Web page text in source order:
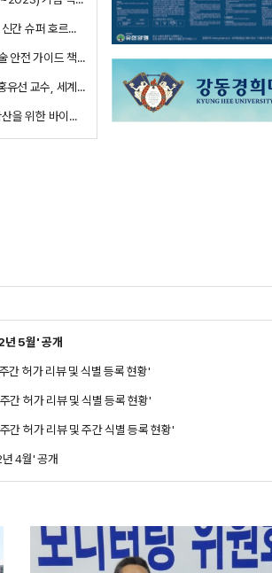
[신간] 서울대병원 조영민 교수, 신간 슈퍼 호르몬 출간
대한피부과의사회, 미용의료시술 안전 가이드 책자 발간
아주대병원 심장혈관흉부외과 홍유선 교수, 세계모시나비도감 책 펴내
진흥원, 커넥티드헬스의 가치 확산을 위한 바이오헬스리포트 발간
년 5월' 공개
간 허가 리뷰 및 식별 등록 현황'
간 허가 리뷰 및 식별 등록 현황'
간 허가 리뷰 및 주간 식별 등록 현황'
4월' 공개